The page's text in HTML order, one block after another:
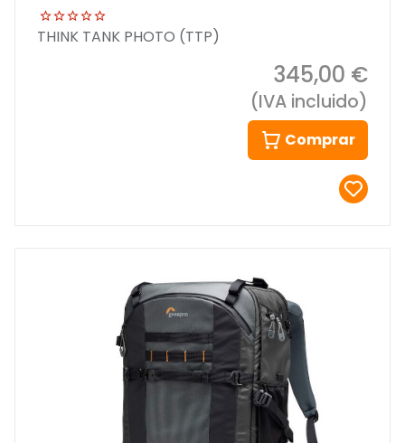
THINK TANK PHOTO (TTP)
345,00 €
(IVA incluido)
Comprar